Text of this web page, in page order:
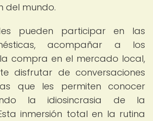
del mundo.
pueden participar en las
acompañar a los
compra en el mercado local,
disfrutar de conversaciones
que les permiten conocer
la idiosincrasia de la
inmersión total en la rutina